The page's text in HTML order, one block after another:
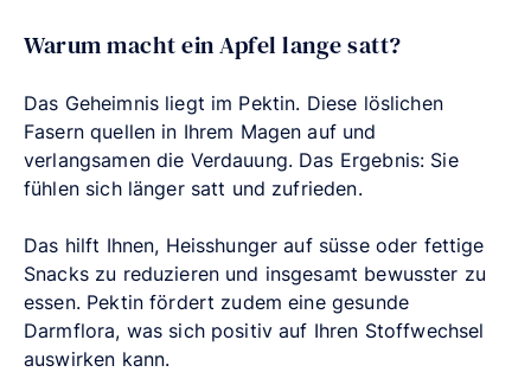
Warum macht ein Apfel lange satt?
Das Geheimnis liegt im Pektin. Diese löslichen
Fasern quellen in Ihrem Magen auf und
verlangsamen die Verdauung. Das Ergebnis: Sie
fühlen sich länger satt und zufrieden.
Das hilft Ihnen, Heisshunger auf süsse oder fettige
Snacks zu reduzieren und insgesamt bewusster zu
essen. Pektin fördert zudem eine gesunde
Darmflora, was sich positiv auf Ihren Stoffwechsel
auswirken kann.